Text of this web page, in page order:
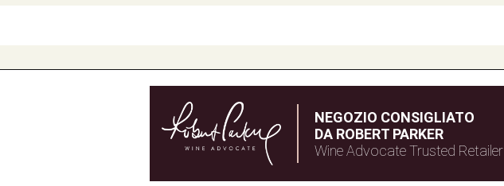
NEGOZIO CONSIGLIATO
DA ROBERT PARKER
Wine Advocate Trusted Retailer